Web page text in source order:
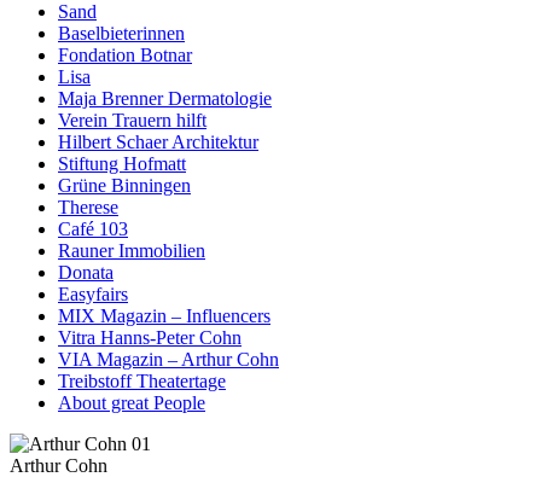
Sand
Baselbieterinnen
Fondation Botnar
Lisa
Maja Brenner Dermatologie
Verein Trauern hilft
Hilbert Schaer Architektur
Stiftung Hofmatt
Grüne Binningen
Therese
Café 103
Rauner Immobilien
Donata
Easyfairs
MIX Magazin – Influencers
Vitra Hanns-Peter Cohn
VIA Magazin – Arthur Cohn
Treibstoff Theatertage
About great People
Arthur Cohn